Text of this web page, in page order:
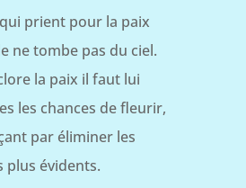
prient pour la paix
ne tombe pas du ciel.
la paix il faut lui
les chances de fleurir,
par éliminer les
plus évidents.